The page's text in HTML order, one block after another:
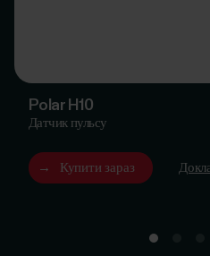
Polar H10
→ Купити зараз